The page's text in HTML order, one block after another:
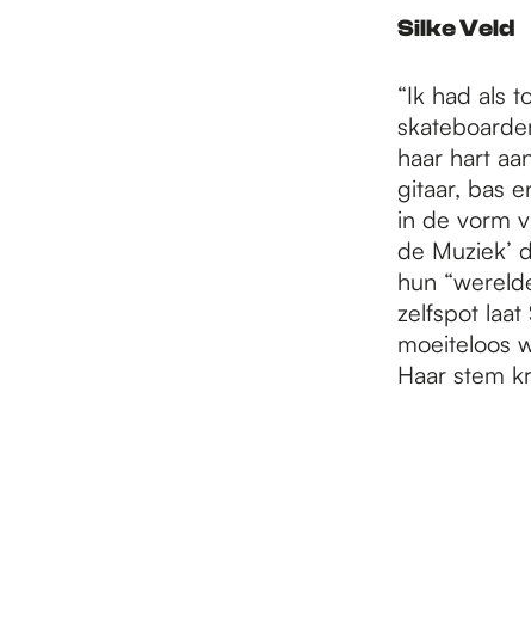
Silke Veld
“Ik had als
haar hart
gitaar, bas
in de vorm
de Muziek’
hun
zelfspot laat
moeiteloos
Haar stem